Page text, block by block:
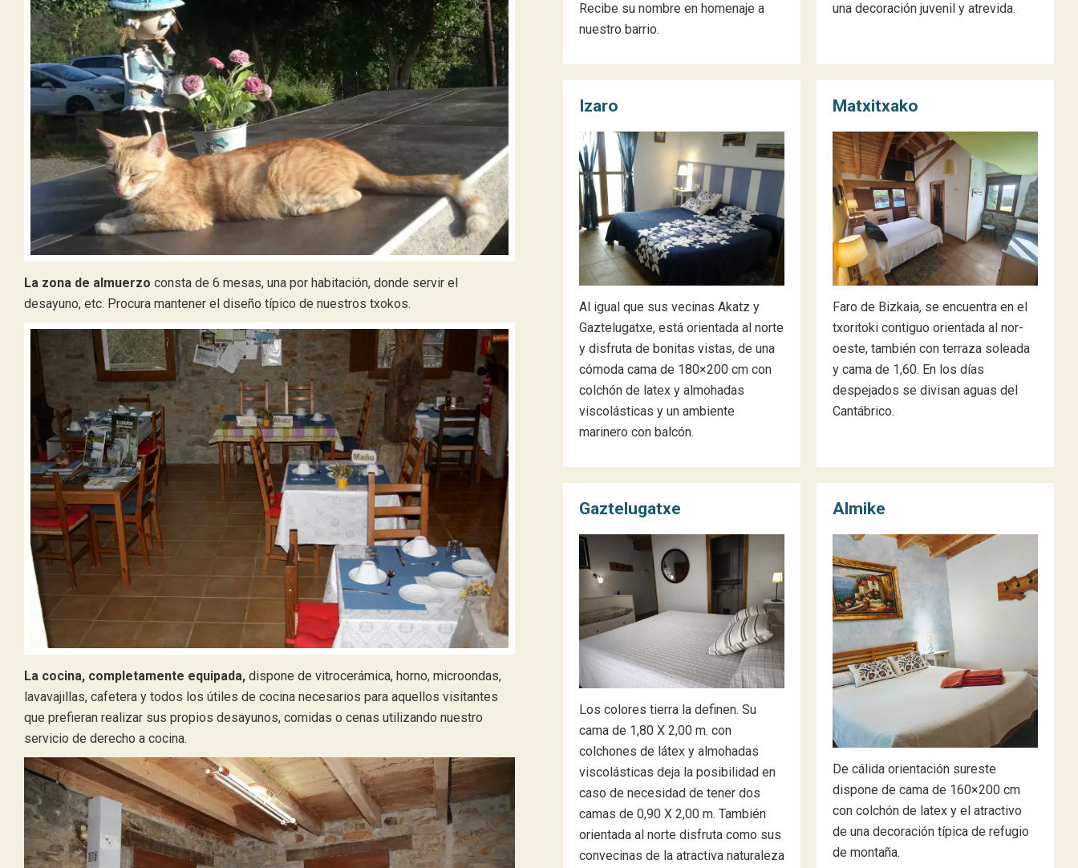
La zona de almuerzo consta de 6 mesas, una por habitación, donde servir el
desayuno, etc. Procura mantener el diseño típico de nuestros txokos.
La cocina, completamente equipada, dispone de vitrocerámica, horno, microondas,
lavavajillas, cafetera y todos los útiles de cocina necesarios para aquellos visitantes
que prefieran realizar sus propios desayunos, comidas o cenas utilizando nuestro
servicio de derecho a cocina.
Recibe su nombre en homenaje a
nuestro barrio.
una decoración juvenil y atrevida.
Izaro
Al igual que sus vecinas Akatz y
Gaztelugatxe, está orientada al norte
y disfruta de bonitas vistas, de una
cómoda cama de 180×200 cm con
colchón de latex y almohadas
viscolásticas y un ambiente
marinero con balcón.
Matxitxako
Faro de Bizkaia, se encuentra en el
txoritoki contiguo orientada al nor-
oeste, también con terraza soleada
y cama de 1,60. En los días
despejados se divisan aguas del
Cantábrico.
Gaztelugatxe
Los colores tierra la definen. Su
cama de 1,80 X 2,00 m. con
colchones de látex y almohadas
viscolásticas deja la posibilidad en
caso de necesidad de tener dos
camas de 0,90 X 2,00 m. También
orientada al norte disfruta como sus
convecinas de la atractiva naturaleza
Almike
De cálida orientación sureste
dispone de cama de 160×200 cm
con colchón de latex y el atractivo
de una decoración típica de refugio
de montaña.